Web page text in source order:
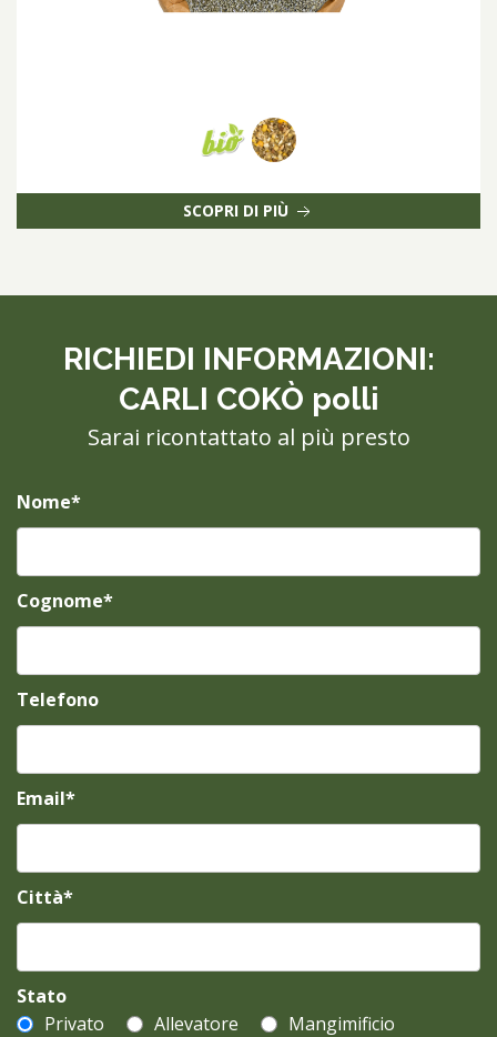
SCOPRI DI PIÙ
RICHIEDI INFORMAZIONI:
CARLI COKÒ polli
Sarai ricontattato al più presto
Nome*
Cognome*
Telefono
Email*
Città*
Stato
Privato
Allevatore
Mangimificio